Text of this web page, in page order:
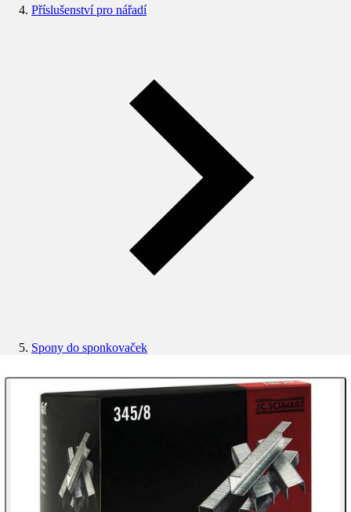
Příslušenství pro nářadí
Spony do sponkovaček